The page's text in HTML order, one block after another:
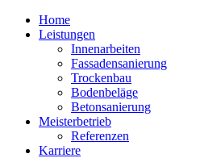
Home
Leistungen
Innenarbeiten
Fassadensanierung
Trockenbau
Bodenbeläge
Betonsanierung
Meisterbetrieb
Referenzen
Karriere